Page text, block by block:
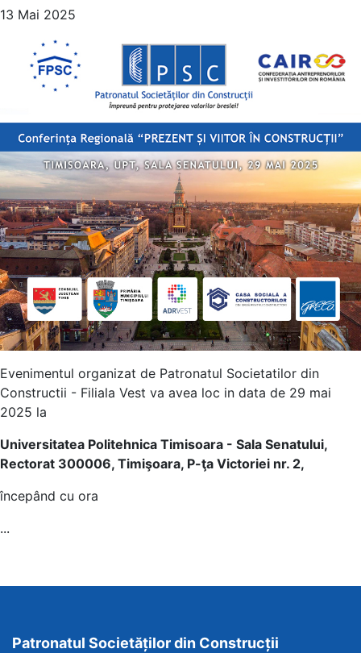
13 Mai 2025
Evenimentul organizat de Patronatul Societatilor din
Constructii - Filiala Vest va avea loc in data de 29 mai
2025 la
Universitatea Politehnica Timisoara - Sala Senatului,
Rectorat 300006, Timişoara, P-ţa Victoriei nr. 2,
începând cu ora
...
Patronatul Societăților din Construcții